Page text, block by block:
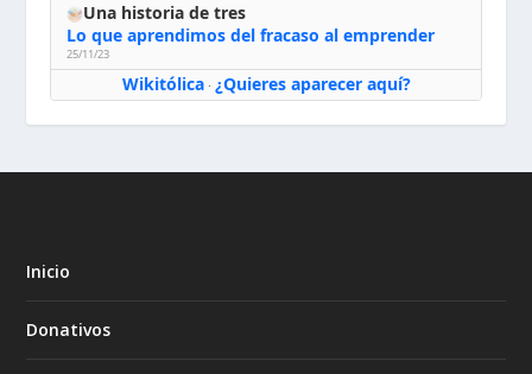
Una historia de tres
Lo que aprendimos del fracaso al emprender
25/11/23
Wikitólica· ¿Quieres aparecer aquí?
Inicio
Donativos